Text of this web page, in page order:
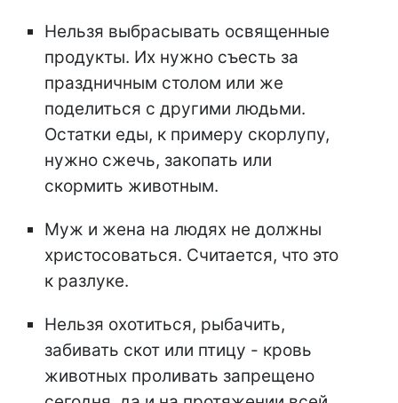
Нельзя выбрасывать освященные
продукты. Их нужно съесть за
праздничным столом или же
поделиться с другими людьми.
Остатки еды, к примеру скорлупу,
нужно сжечь, закопать или
скормить животным.
Муж и жена на людях не должны
христосоваться. Считается, что это
к разлуке.
Нельзя охотиться, рыбачить,
забивать скот или птицу - кровь
животных проливать запрещено